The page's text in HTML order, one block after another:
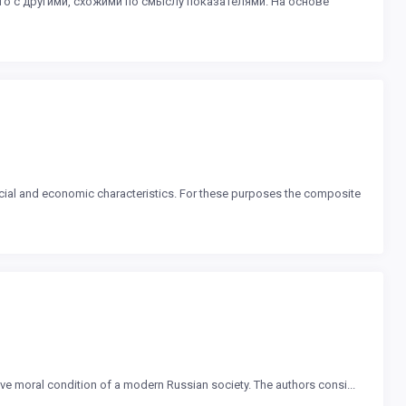
and economic characteristics. For these purposes the composite
condition of a modern Russian society. The authors consi...